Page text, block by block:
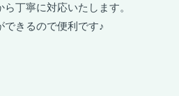
丁寧に対応いたします。
きるので便利です♪